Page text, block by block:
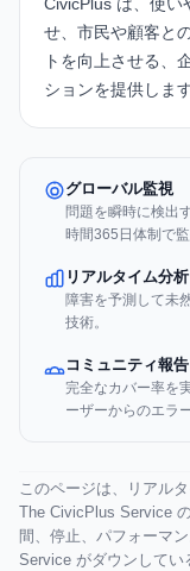
CivicPlus は、使い
せ、市民や顧客と
トを向上させる、
ションを提供します
グローバル監視
問題を瞬時に検出
時間365日体制で
リアルタイム分析
障害を予測して未
技術。
コミュニティ報告
完全なカバー率を
ーザーからのエラ
このページは、リアル
The CivicPlus Service
間、停止、パフォーマ
Service がダウンしてい